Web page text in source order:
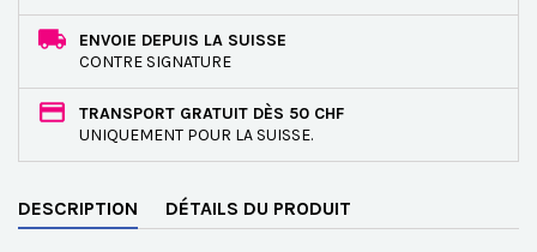
ENVOIE DEPUIS LA SUISSE
CONTRE SIGNATURE
TRANSPORT GRATUIT DÈS 50 CHF
UNIQUEMENT POUR LA SUISSE.
DESCRIPTION DÉTAILS DU PRODUIT